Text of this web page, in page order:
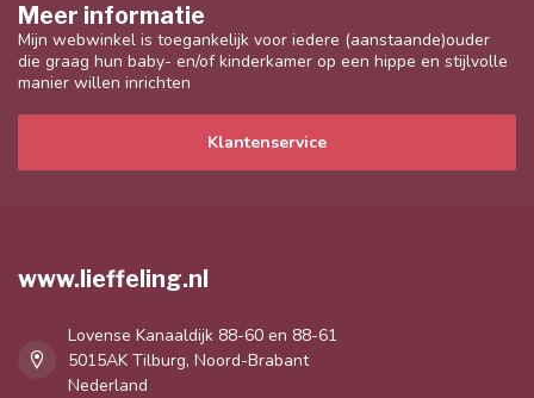
Meer informatie
Mijn webwinkel is toegankelijk voor iedere (aanstaande)ouder
die graag hun baby- en/of kinderkamer op een hippe en stijlvolle
manier willen inrichten
Klantenservice
www.lieffeling.nl
Lovense Kanaaldijk 88-60 en 88-61
5015AK Tilburg, Noord-Brabant
Nederland